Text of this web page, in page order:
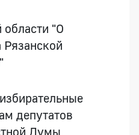
области "О
Рязанской
депутатов
Думы